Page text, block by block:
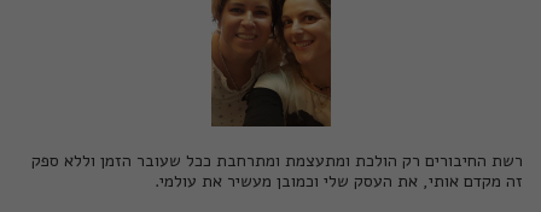
רשת החיבורים רק הולכת ומתעצמת ומתרחבת ככל שעובר הזמן וללא ספק
זה מקדם אותי, את העסק שלי וכמובן מעשיר את עולמי.